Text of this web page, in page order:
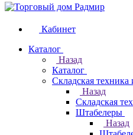
Кабинет
Каталог
Назад
Каталог
Складская техника
Назад
Складская
Штабелеры
Назад